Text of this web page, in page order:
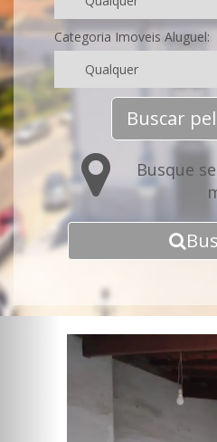
Categoria Imoveis Aluguel:
Buscar
Busque
Previous